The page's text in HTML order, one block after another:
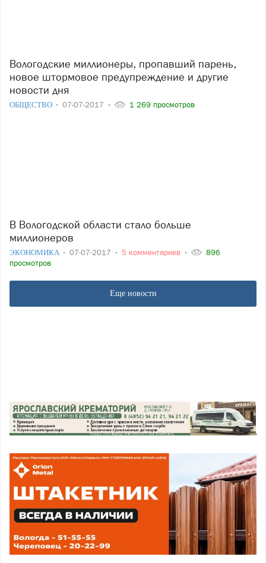
Вологодские миллионеры, пропавший парень,
новое штормовое предупреждение и другие
новости дня
ОБЩЕСТВО 07-07-2017 1 269 просмотров
В Вологодской области стало больше
миллионеров
ЭКОНОМИКА 07-07-2017 5 комментариев
896
просмотров
Еще новости